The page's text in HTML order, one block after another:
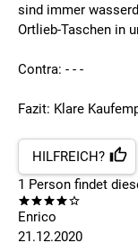
sind immer
Ortlieb-Taschen in
Contra: - - -
Fazit: Klare
HILFREICH?
1 Person findet
Enrico
21.12.2020